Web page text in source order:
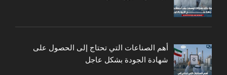
أهم الصناعات التي تحتاج إلى الحصول على
شهادة الجودة بشكل عاجل